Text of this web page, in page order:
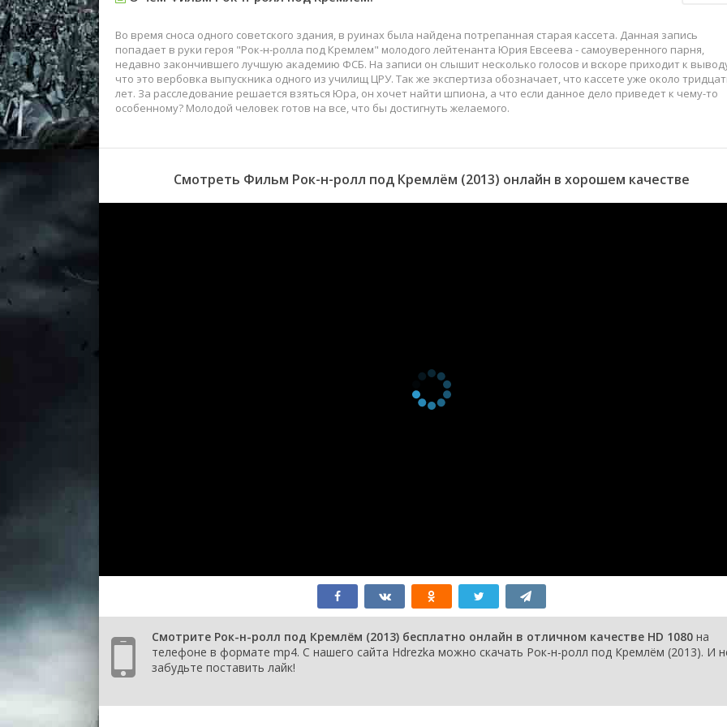
Во время сноса одного советского здания, в руинах была найдена потрепанная старая кассета. Данная запись
попадает в руки героя "Рок-н-ролла под Кремлем" молодого лейтенанта Юрия Евсеева - самоуверенного парня,
недавно закончившего лучшую академию ФСБ. На записи он слышит несколько голосов и вскоре приходит к
что это вербовка выпускника одного из училищ ЦРУ. Так же экспертиза обозначает, что кассете уже около
лет. За расследование решается взяться Юра, он хочет найти шпиона, а что если данное дело приведет к чему-то
особенному? Молодой человек готов на все, что бы достигнуть желаемого.
Смотреть Фильм Рок-н-ролл под Кремлём (2013) онлайн в хорошем качестве
Смотрите Рок-н-ролл под Кремлём (2013) бесплатно онлайн в отличном качестве HD 1080 на
телефоне в формате mp4. С нашего сайта Hdrezka можно скачать Рок-н-ролл под Кремлём (2013). И
забудьте поставить лайк!